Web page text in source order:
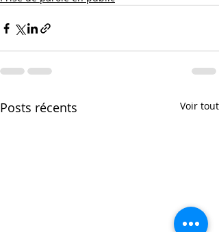
Posts récents Voir tout